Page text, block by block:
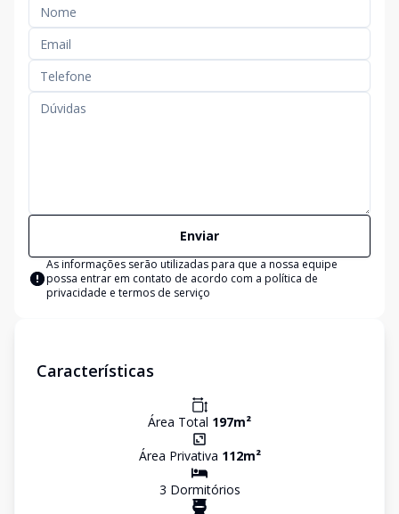
Enviar
As informações serão utilizadas para que a nossa equipe
possa entrar em contato de acordo com a política de
privacidade e termos de serviço
Características
Área Total 197m²
Área Privativa 112m²
3 Dormitórios